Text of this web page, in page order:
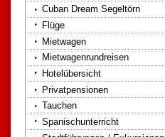
Cuban Dream Segeltörn
Flüge
Mietwagen
Mietwagenrundreisen
Hotelübersicht
Privatpensionen
Tauchen
Spanischunterricht